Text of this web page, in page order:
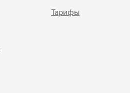
Тарифы